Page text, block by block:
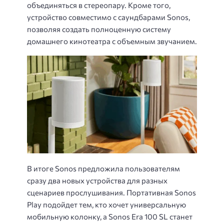
объединяться в стереопару. Кроме того,
устройство совместимо с саундбарами Sonos,
позволяя создать полноценную систему
домашнего кинотеатра с объемным звучанием.
В итоге Sonos предложила пользователям
сразу два новых устройства для разных
сценариев прослушивания. Портативная Sonos
Play подойдет тем, кто хочет универсальную
мобильную колонку, а Sonos Era 100 SL станет